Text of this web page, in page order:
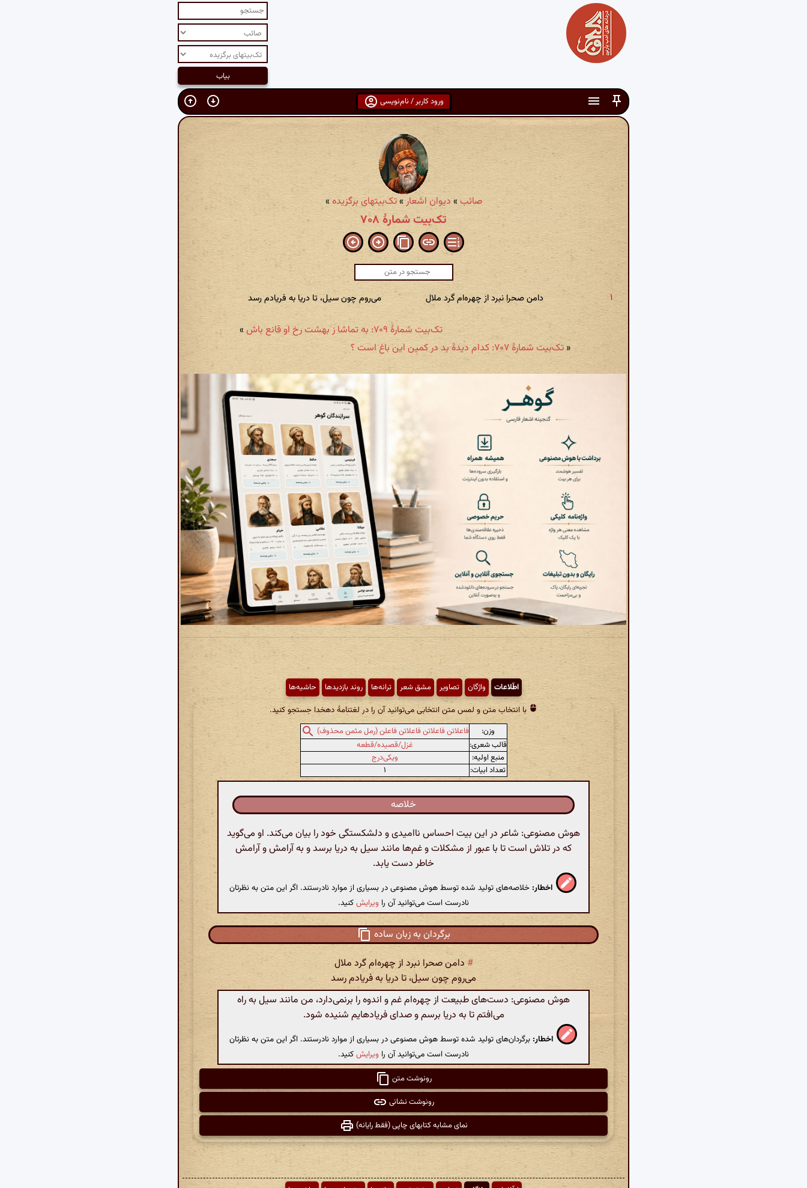
ورود کاربر / نام‌نویسی
صائب»دیوان اشعار »تک‌بیتهای برگزیده»
تک‌بیت شمارهٔ ۷۰۸
دامن صحرا نبرد از چهره‌ام گرد ملال می‌روم چون سیل، تا دریا به فریادم رسد
تک‌بیت شمارهٔ ۷۰۹: به تماشا ز بهشت رخ او قانع باش
»
« تک‌بیت شمارهٔ ۷۰۷: کدام دیدهٔ بد در کمین این باغ است ؟
اطّلاعات واژگان تصاویر مشق شعر ترانه‌ها روند بازدیدها حاشیه‌ها
با انتخاب متن و لمس متن انتخابی می‌توانید آن را در لغتنامهٔ دهخدا جستجو کنید.
وزن:
فاعلاتن فاعلاتن فاعلاتن فاعلن (رمل مثمن محذوف)
قالب شعری:
غزل/قصیده/قطعه
منبع اولیه:
ویکی‌درج
تعداد ابیات:
۱
خلاصه
هوش مصنوعی: شاعر در این بیت احساس ناامیدی و دلشکستگی خود را بیان می‌کند. او می‌گوید
که در تلاش است تا با عبور از مشکلات و غم‌ها مانند سیل به دریا برسد و به آرامش و آرامش
خاطر دست یابد.
اخطار: خلاصه‌های تولید شده توسط هوش مصنوعی در بسیاری از موارد نادرستند. اگر این متن به نظرتان
نادرست است می‌توانید آن را ویرایشکنید.
برگردان به زبان ساده
# دامن صحرا نبرد از چهره‌ام گرد ملال
می‌روم چون سیل، تا دریا به فریادم رسد
هوش مصنوعی: دست‌های طبیعت از چهره‌ام غم و اندوه را برنمی‌دارد، من مانند سیل به راه
می‌افتم تا به دریا برسم و صدای فریادهایم شنیده شود.
اخطار: برگردان‌های تولید شده توسط هوش مصنوعی در بسیاری از موارد نادرستند. اگر این متن به نظرتان
نادرست است می‌توانید آن را ویرایشکنید.
رونوشت متن
رونوشت نشانی
نمای مشابه کتابهای چاپی (فقط رایانه)